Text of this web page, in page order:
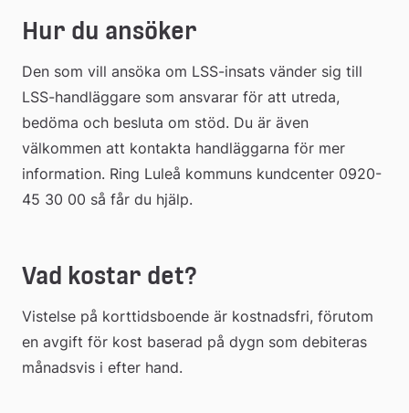
Hur du ansöker​
Den som vill ansöka om LSS-insats vänder sig till
LSS-handläggare som ansvarar för att utreda,
bedöma och besluta om stöd. Du är även
välkommen att kontakta handläggarna för mer
information. Ring Luleå kommuns kundcenter 0920-
45 30 00 så får du hjälp.
Vad kostar det?
Vistelse på korttidsboende är kostnadsfri, förutom
en avgift för kost baserad på dygn som debiteras
månadsvis i efter hand.